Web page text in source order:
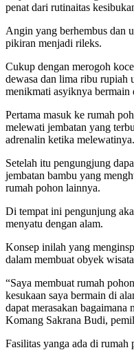
penat dari rutinaitas
Angin yang berhembus dan
pikiran menjadi rileks.
Cukup dengan merogoh
dewasa dan lima ribu rupiah
menikmati asyiknya bermain
Pertama masuk ke rumah
melewati jembatan yang
adrenalin ketika melewatinya.
Setelah itu pengungjung
jembatan bambu yang
rumah pohon lainnya.
Di tempat ini pengunjung
menyatu dengan alam.
Konsep inilah yang
dalam membuat obyek
“Saya membuat rumah
kesukaan saya bermain di
dapat merasakan bagaimana
Komang Sakrana Budi,
Fasilitas yanga ada di rumah